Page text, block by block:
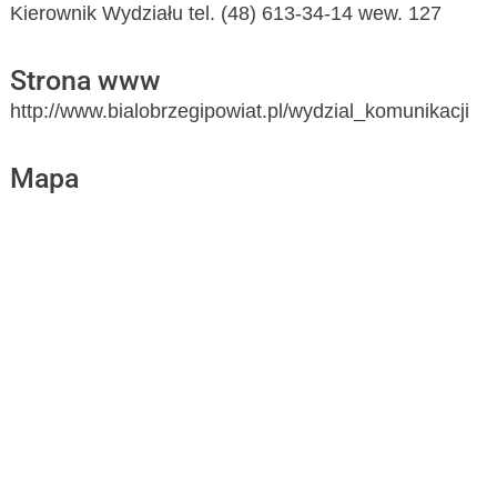
Kierownik Wydziału tel. (48) 613-34-14 wew. 127
Strona www
http://www.bialobrzegipowiat.pl/wydzial_komunikacji
Mapa